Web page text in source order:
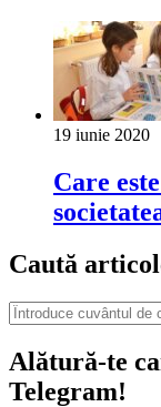
19 iunie 2020
Care
Caută
Alătură-te
Telegram!